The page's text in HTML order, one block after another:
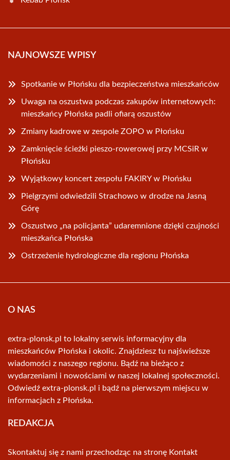
NAJNOWSZE WPISY
Spotkanie w Płońsku dla bezpieczeństwa mieszkańców
Uwaga na oszustwa podczas zakupów internetowych:
mieszkańcy Płońska padli ofiarą oszustów
Zmiany kadrowe w zespole ZOPO w Płońsku
Zamknięcie ścieżki pieszo-rowerowej przy MCSiR w
Płońsku
Wyjątkowy koncert zespołu FAKIRY w Płońsku
Pielgrzymi odwiedzili Strachowo w drodze na Jasną
Górę
Oszustwo „na policjanta” udaremnione dzięki czujności
mieszkańca Płońska
Ostrzeżenie hydrologiczne dla regionu Płońska
O NAS
extra-plonsk.pl to lokalny serwis informacyjny dla
mieszkańców Płońska i okolic. Znajdziesz tu najświeższe
wiadomości z naszego regionu. Bądź na bieżąco z
wydarzeniami i nowościami w naszej lokalnej społeczności.
Odwiedź extra-plonsk.pl i bądź na pierwszym miejscu w
informacjach z Płońska.
REDAKCJA
Skontaktuj się z nami przechodząc na stronę Kontakt